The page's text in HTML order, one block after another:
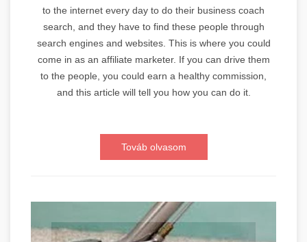
to the internet every day to do their business coach
search, and they have to find these people through
search engines and websites. This is where you could
come in as an affiliate marketer. If you can drive them
to the people, you could earn a healthy commission,
and this article will tell you how you can do it.
Továb olvasom